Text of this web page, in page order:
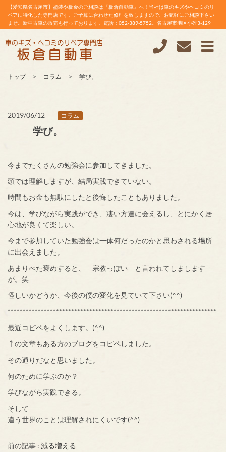
【愛知県名古屋市】塗装や板金のご相談は『板倉自動車』へ！当社は車のキズやヘコミのリ
ペアに特化した専門店です。ご予算に合わせた修理を致しますので、お気軽にご相談下さい
ませ。新中古車の販売も行っております。電話：052-389-5752。名古屋市港区小碓3-129
トップ コラム 学び。
2019/06/12 コラム
学び。
今までたくさんの勉強会に参加してきました。
頭では理解しますが、結局実践できていない。
時間もお金も無駄にしたと後悔したこともありました。
今は、学びながら実践ができ、凄い方達に会えるし、とにかく居
心地が良くて楽しい。
今まで参加していた勉強会は一体何だったのかと思わされる場所
に出会えました。
あまりべた褒めすると、 宗教っぽい と言われてしまします
が。笑
怪しいかどうか、今後の僕の変化を見ていて下さい(^^)
*********************************************************************
最近コピペをよくします。(^^)
↑の文章もある方のブログをコピペしました。
その通りだなと思いました。
何のために学ぶのか？
学びながら実践できる。
そして
違う世界のことは理解されにくいです(^^)
前の記事 : 減る増える